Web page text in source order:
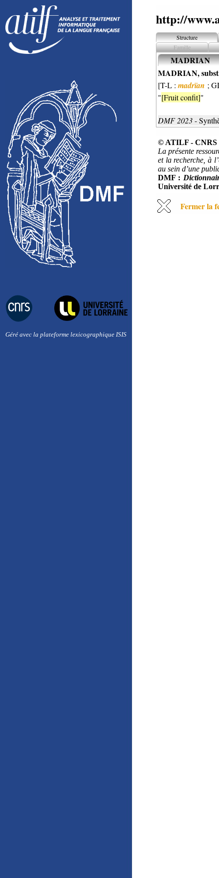
Géré avec la plateforme lexicographique ISIS
http://
Structure
Famille
MADRIAN
MADRIAN,
[T-L : madrïan ;
"[Fruit confit]"
DMF 2023-
© ATILF - CNRS
La présente
et la recherche, à
au sein d’une
DMF :
Université de
Fermer la